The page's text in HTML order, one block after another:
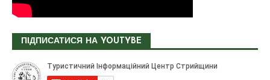
ПІДПИСАТИСЯ НА YOUTYBE